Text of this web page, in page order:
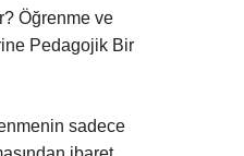
Öğrenme ve
Pedagojik Bir
sadece